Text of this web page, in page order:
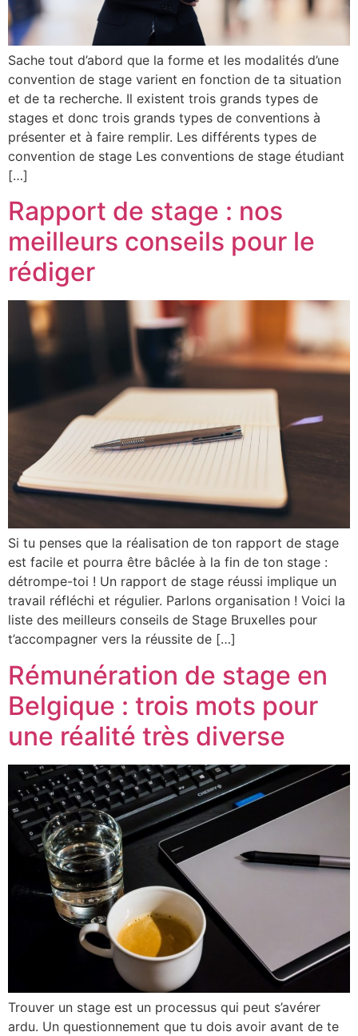
Sache tout d’abord que la forme et les modalités d’une
convention de stage varient en fonction de ta situation
et de ta recherche. Il existent trois grands types de
stages et donc trois grands types de conventions à
présenter et à faire remplir. Les différents types de
convention de stage Les conventions de stage étudiant
[…]
Rapport de stage : nos
meilleurs conseils pour le
rédiger
Si tu penses que la réalisation de ton rapport de stage
est facile et pourra être bâclée à la fin de ton stage :
détrompe-toi ! Un rapport de stage réussi implique un
travail réfléchi et régulier. Parlons organisation ! Voici la
liste des meilleurs conseils de Stage Bruxelles pour
t’accompagner vers la réussite de […]
Rémunération de stage en
Belgique : trois mots pour
une réalité très diverse
Trouver un stage est un processus qui peut s’avérer
ardu. Un questionnement que tu dois avoir avant de te